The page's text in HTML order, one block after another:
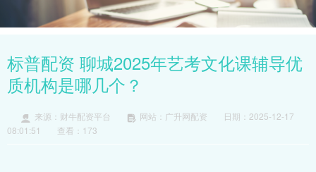
标普配资 聊城2025年艺考文化课辅导优
质机构是哪几个？
来源：财牛配资平台 网站：广升网配资
日期：2025-12-17
08:01:51
查看：173